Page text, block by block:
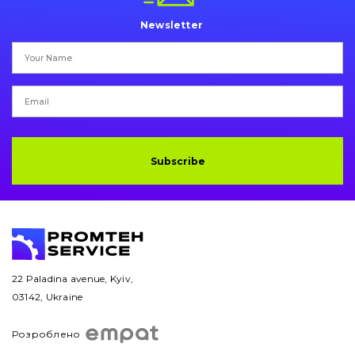
Transmission
Chassis frame and bodyshell
Drilling equipment
Road milling machines
Newsletter
Subscribe
22 Paladina avenue, Kyiv,
03142, Ukraine
Розроблено